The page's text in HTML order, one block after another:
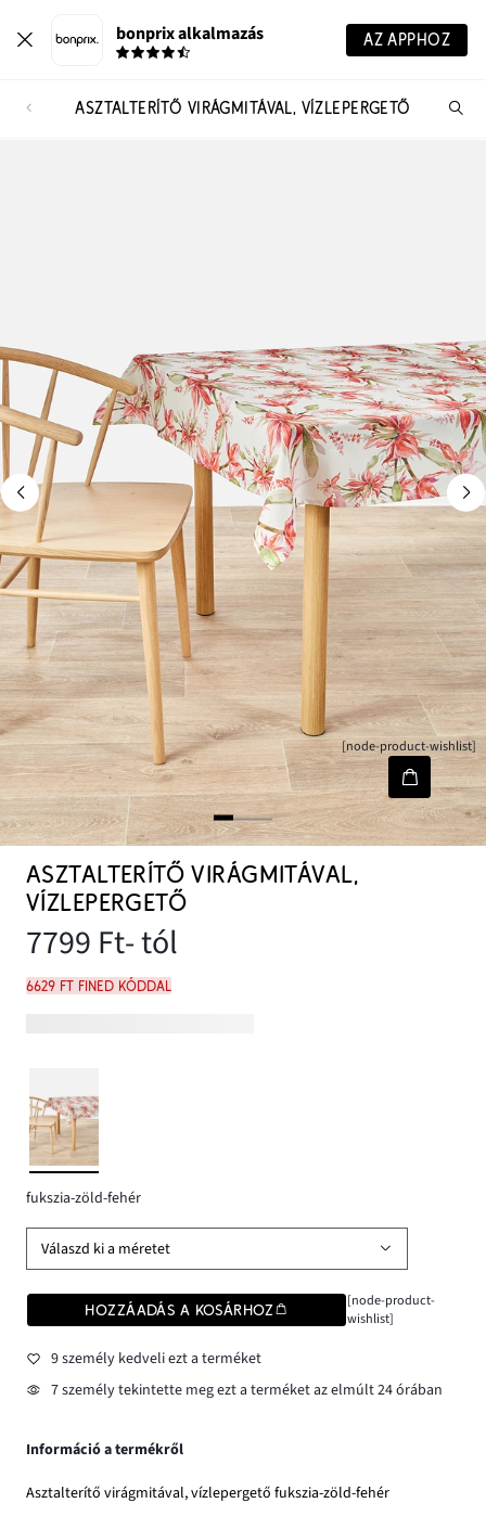
bonprix alkalmazás AZ APPHOZ
ASZTALTERÍTŐ VIRÁGMITÁVAL, VÍZLEPERGETŐ
[node-product-wishlist]
ASZTALTERÍTŐ VIRÁGMITÁVAL,
VÍZLEPERGETŐ
7799 Ft- tól
6629 Ft FINED kóddal
fukszia-zöld-fehér
Válaszd ki a méretet
HOZZÁADÁS A KOSÁRHOZ
[node-product-
wishlist]
9 személy kedveli ezt a terméket
7 személy tekintette meg ezt a terméket az elmúlt 24 órában
Információ a termékről
Asztalterítő virágmitával, vízlepergető fukszia-zöld-fehér